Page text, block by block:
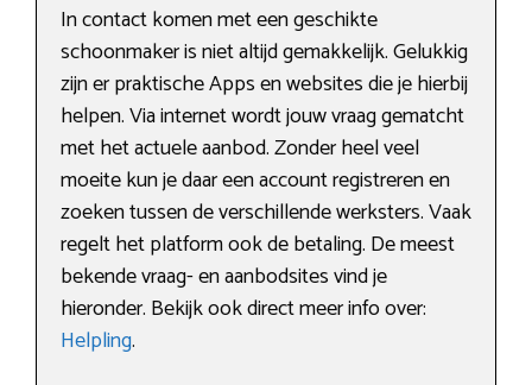
In contact komen met een geschikte
schoonmaker is niet altijd gemakkelijk. Gelukkig
zijn er praktische Apps en websites die je hierbij
helpen. Via internet wordt jouw vraag gematcht
met het actuele aanbod. Zonder heel veel
moeite kun je daar een account registreren en
zoeken tussen de verschillende werksters. Vaak
regelt het platform ook de betaling. De meest
bekende vraag- en aanbodsites vind je
hieronder. Bekijk ook direct meer info over:
Helpling.